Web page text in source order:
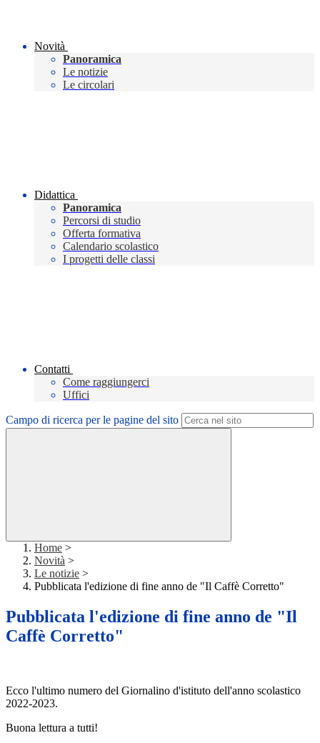
Novità
Panoramica
Le notizie
Le circolari
Didattica
Panoramica
Percorsi di studio
Offerta formativa
Calendario scolastico
I progetti delle classi
Contatti
Come raggiungerci
Uffici
Campo di ricerca per le pagine del sito
Home >
Novità >
Le notizie >
Pubblicata l'edizione di fine anno de "Il Caffè Corretto"
Pubblicata l'edizione di fine anno de "Il
Caffè Corretto"
Ecco l'ultimo numero del Giornalino d'istituto dell'anno scolastico
2022-2023.
Buona lettura a tutti!